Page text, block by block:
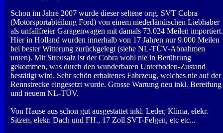
Schon im Jahre 2007 wurde dieser seltene orig. SVT Cobra
(Motorsportabteilung Ford) von einem niederländischen Liebhaber
als unfallfreier Garagenwagen mit damals 73.024 Meilen importiert.
Hier in Holland wurden innerhalb von 17 Jahren nur 9.000 Meilen
bei bester Witterung zurückgelegt (siehe NL-TÜV-Abnahmen
unten). Mit Streusalz ist der Cobra wohl nie in Berührung
gekommen, was durch den wunderbaren Unterboden-Zustand
bestätigt wird. Sehr schön erhaltenes Fahrzeug, welches nie auf der
Rennstrecke eingesetzt wurde. Grosse Wartung neu inkl. Bereifung
und neuem NL-TÜV.
Von Hause aus schon gut ausgestattet inkl. Leder, Klima, elekr.
Sitzen, elekr. Dach und FH., 17 Zoll SVT-Felgen, etc etc...